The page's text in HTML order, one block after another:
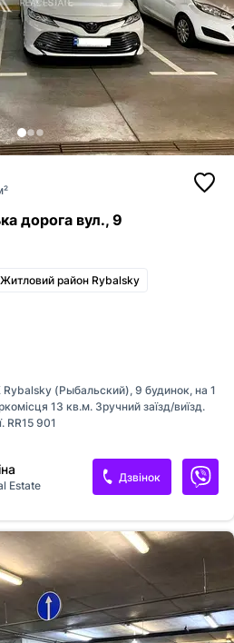
дорога вул., 9
район Rybalsky
(Рыбальский), 9 будинок, на 1
13 кв.м. Зручний заїзд/виїзд.
RR15 901
Estate
Дзвінок